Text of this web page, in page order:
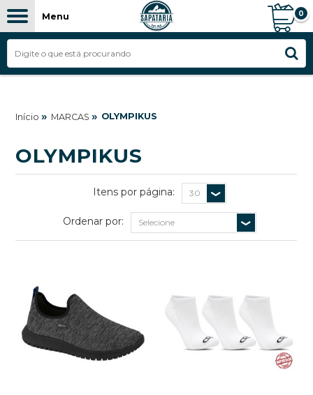
Menu 0
Início » MARCAS » OLYMPIKUS
OLYMPIKUS
Itens por página:
Ordenar por: